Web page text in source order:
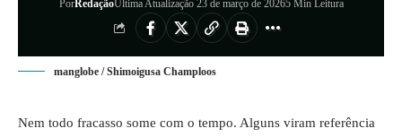
PorRedaçãoÚltima Atualização 23 de março de 20265 Min Leitura
manglobe / Shimoigusa Champloos
Nem todo fracasso some com o tempo. Alguns viram referência